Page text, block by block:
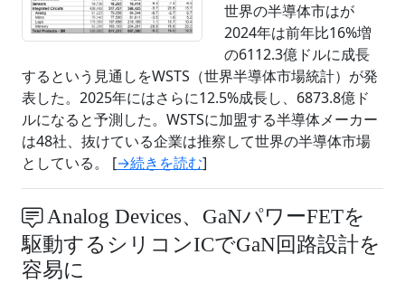
世界の半導体市はが
2024年は前年比16%増
の6112.3億ドルに成長
するという見通しをWSTS（世界半導体市場統計）が発
表した。2025年にはさらに12.5%成長し、6873.8億ド
ルになると予測した。WSTSに加盟する半導体メーカー
は48社、抜けている企業は推察して世界の半導体市場
としている。 [→続きを読む]
Analog Devices、GaNパワーFETを
駆動するシリコンICでGaN回路設計を
容易に